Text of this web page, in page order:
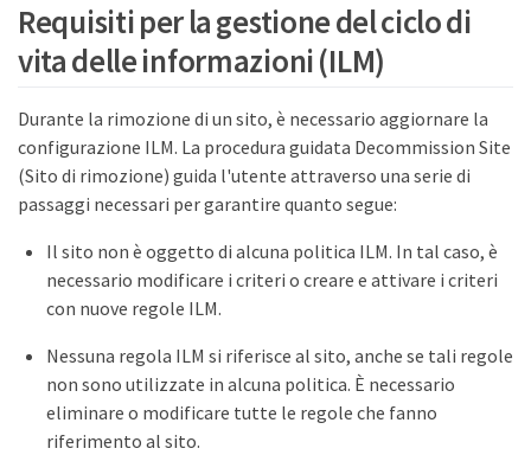
Requisiti per la gestione del ciclo di
vita delle informazioni (ILM)
Durante la rimozione di un sito, è necessario aggiornare la
configurazione ILM. La procedura guidata Decommission Site
(Sito di rimozione) guida l'utente attraverso una serie di
passaggi necessari per garantire quanto segue:
Il sito non è oggetto di alcuna politica ILM. In tal caso, è
necessario modificare i criteri o creare e attivare i criteri
con nuove regole ILM.
Nessuna regola ILM si riferisce al sito, anche se tali regole
non sono utilizzate in alcuna politica. È necessario
eliminare o modificare tutte le regole che fanno
riferimento al sito.